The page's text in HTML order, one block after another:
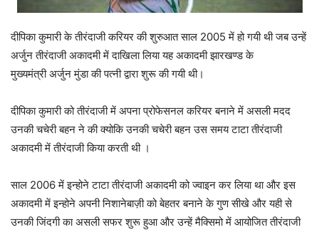
दीपिका कुमारी के तीरंदाजी करियर की शुरुआत साल 2005 में हो गयी थी जब उन्हें
अर्जुन तीरंदाजी अकादमी में दाखिला लिया यह अकादमी झारखण्ड के
मुख्यमंत्री अर्जुन मुंडा की पत्नी द्वारा शुरू की गयी थी।
दीपिका कुमारी को तीरंदाजी में अपना प्रोफेसनल करियर बनाने में असली मदद
उनकी चचेरी बहन ने की क्योकि उनकी चचेरी बहन उस समय टाटा तीरंदाजी
अकादमी में तीरंदाजी किया करती थी ।
साल 2006 में इन्होने टाटा तीरंदाजी अकादमी को ज्वाइन कर लिया था और इस
अकादमी में इन्होने अपनी निशानेबाज़ी को बेहतर बनाने के गुण सीखे और यही से
उनकी जिंदगी का असली सफर शुरू हुआ और उन्हें मैक्सिमो में आयोजित तीरंदाजी